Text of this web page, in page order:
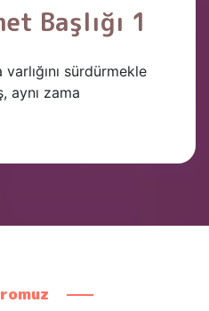
Başlığı 1
sürdürmekle
aynı zama